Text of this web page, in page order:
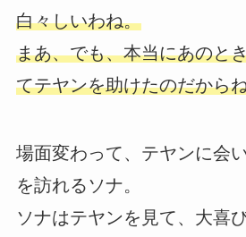
白々しいわね。
まあ、でも、本当にあのと
てテヤンを助けたのだから
場面変わって、テヤンに会
を訪れるソナ。
ソナはテヤンを見て、大喜び